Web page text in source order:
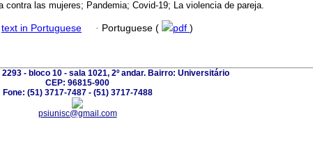
contra las mujeres; Pandemia; Covid-19; La violencia de pareja.
text in Portuguese · Portuguese ( pdf )
- bloco 10 - sala 1021, 2º andar. Bairro: Universitário
CEP: 96815-900
Fone: (51) 3717-7487 - (51) 3717-7488
psiunisc@gmail.com